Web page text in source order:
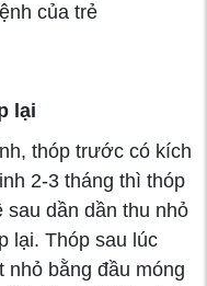
của trẻ
lại
thóp trước có kích
2-3 tháng thì thóp
sau dần dần thu nhỏ
lại. Thóp sau lúc
nhỏ bằng đầu móng